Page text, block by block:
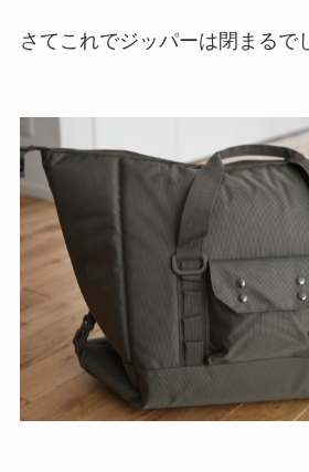
さてこれでジッパーは閉まるで